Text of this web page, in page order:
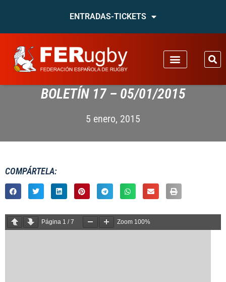
ENTRADAS-TICKETS
BOLETÍN 17 – 05/01/2015
5 enero, 2015
COMPÁRTELA:
Página 1 /7 Zoom 100%